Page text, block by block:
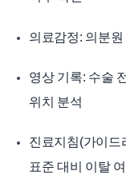
의료감정: 의분
영상 기록: 수술
위치 분석
진료지침(가이드
표준 대비 이탈